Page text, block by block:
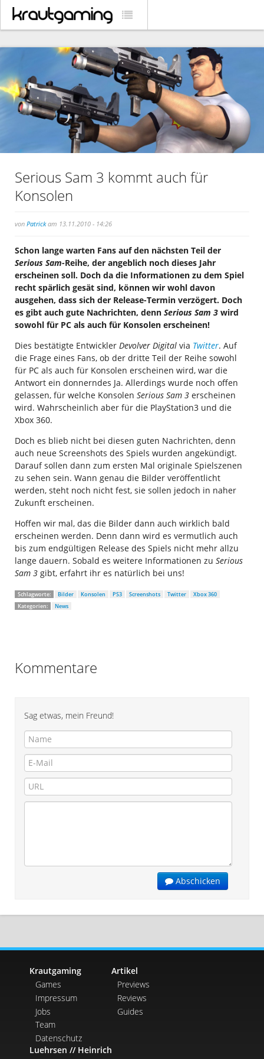
Serious Sam 3 kommt auch für
Konsolen
von Patrickam 13.11.2010 - 14:26
Schon lange warten Fans auf den nächsten Teil der
Serious Sam-Reihe, der angeblich noch dieses Jahr
erscheinen soll. Doch da die Informationen zu dem Spiel
recht spärlich gesät sind, können wir wohl davon
ausgehen, dass sich der Release-Termin verzögert. Doch
es gibt auch gute Nachrichten, denn Serious Sam 3 wird
sowohl für PC als auch für Konsolen erscheinen!
Dies bestätigte Entwickler Devolver Digital via Twitter. Auf
die Frage eines Fans, ob der dritte Teil der Reihe sowohl
für PC als auch für Konsolen erscheinen wird, war die
Antwort ein donnerndes Ja. Allerdings wurde noch offen
gelassen, für welche Konsolen Serious Sam 3 erscheinen
wird. Wahrscheinlich aber für die PlayStation3 und die
Xbox 360.
Doch es blieb nicht bei diesen guten Nachrichten, denn
auch neue Screenshots des Spiels wurden angekündigt.
Darauf sollen dann zum ersten Mal originale Spielszenen
zu sehen sein. Wann genau die Bilder veröffentlicht
werden, steht noch nicht fest, sie sollen jedoch in naher
Zukunft erscheinen.
Hoffen wir mal, das die Bilder dann auch wirklich bald
erscheinen werden. Denn dann wird es vermutlich auch
bis zum endgültigen Release des Spiels nicht mehr allzu
lange dauern. Sobald es weitere Informationen zu Serious
Sam 3 gibt, erfahrt ihr es natürlich bei uns!
Schlagworte: Bilder Konsolen PS3 Screenshots Twitter
Xbox 360
Kategorien:
News
Kommentare
Sag etwas, mein Freund!
Abschicken
Krautgaming
Games
Impressum
Jobs
Team
Datenschutz
Artikel
Previews
Reviews
Guides
Luehrsen // Heinrich